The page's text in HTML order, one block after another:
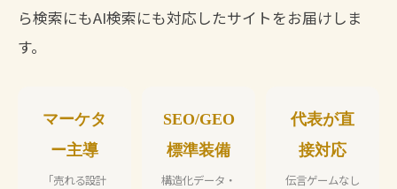
ら検索にもAI検索にも対応したサイトをお届けしま
す。
マーケタ
ー主導
「売れる設計
SEO/GEO
標準装備
構造化データ・
代表が直
接対応
伝言ゲームなし